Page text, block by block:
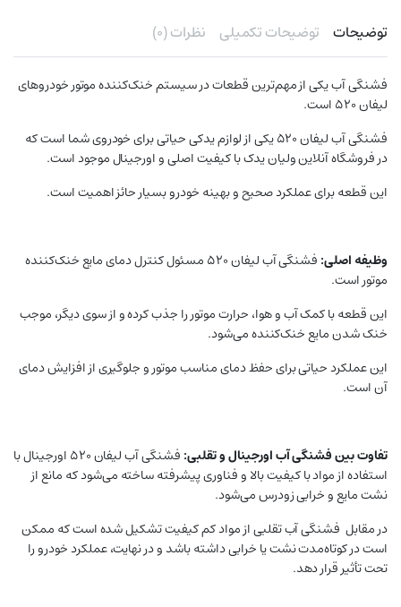
توضیحات توضیحات تکمیلی نظرات (۰)
فشنگی آب یکی از مهم‌ترین قطعات در سیستم خنک‌کننده موتور خودروهای
لیفان ۵۲۰ است.
فشنگی آب لیفان ۵۲۰ یکی از لوازم یدکی حیاتی برای خودروی شما است که
در فروشگاه آنلاین ولیان یدک با کیفیت اصلی و اورجینال موجود است.
این قطعه برای عملکرد صحیح و بهینه خودرو بسیار حائز اهمیت است.
وظیفه اصلی:
فشنگی آب لیفان ۵۲۰ مسئول کنترل دمای مایع خنک‌کننده
موتور است.
این قطعه با کمک آب و هوا، حرارت موتور را جذب کرده و از سوی دیگر، موجب
خنک شدن مایع خنک‌کننده می‌شود.
این عملکرد حیاتی برای حفظ دمای مناسب موتور و جلوگیری از افزایش دمای
آن است.
تفاوت بین فشنگی آب اورجینال و تقلبی:
فشنگی آب لیفان ۵۲۰ اورجینال با
استفاده از مواد با کیفیت بالا و فناوری پیشرفته ساخته می‌شود که مانع از
نشت مایع و خرابی زودرس می‌شود.
در مقابل فشنگی آب تقلبی از مواد کم کیفیت تشکیل شده است که ممکن
است در کوتاه‌مدت نشت یا خرابی داشته باشد و در نهایت، عملکرد خودرو را
تحت تأثیر قرار دهد.